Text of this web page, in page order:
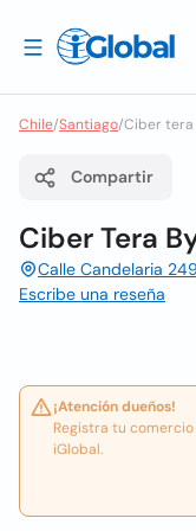
Chile/Santiago/Ciber
Compartir
Ciber Tera
Calle Candelaria
Escribe una reseña
¡Atención dueños!
Registra tu
iGlobal.